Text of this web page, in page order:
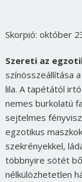
Skorpió: október
Szereti az
színösszeállítása
lila. A tapétától
nemes burkolatú
sejtelmes
egzotikus
szekrényekkel,
többnyire sötét
nélkülözhetetlen